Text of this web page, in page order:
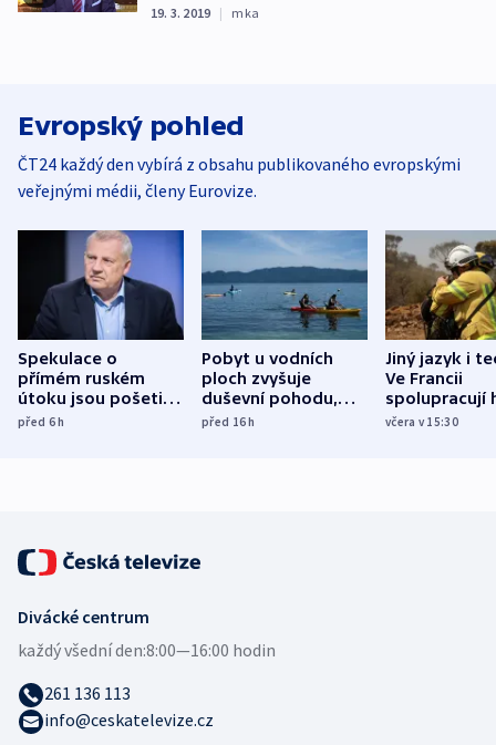
19. 3. 2019 | mka
Evropský pohled
ČT24 každý den vybírá z obsahu publikovaného evropskými
veřejnými médii, členy Eurovize.
Spekulace o
přímém ruském
útoku jsou pošetilé,
míní estonský
před 6h
Pobyt u vodních
ploch zvyšuje
duševní pohodu,
ukázala
před 16h
Jiný jazyk i
Ve Francii
spolupracují
různých zemí
včera v 15:30
Divácké centrum
každý všední den:8:00—16:00 hodin
261 136 113
info@ceskatelevize.cz